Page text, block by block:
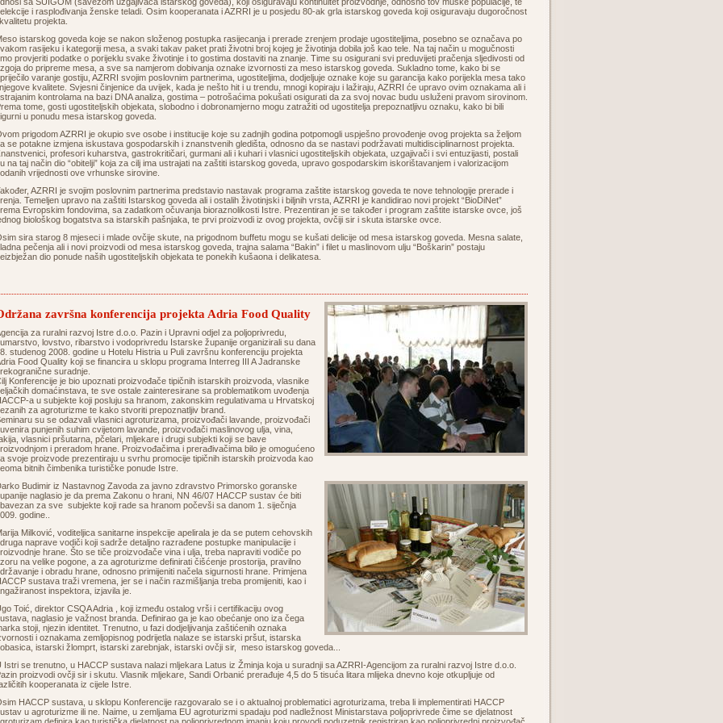
i rasplođivanja ženske teladi. Osim kooperanata i AZRRI je u posjedu 80-ak grla istarskog goveda koji osiguravaju dugoročnost
projekta.
istarskog goveda koje se nakon složenog postupka rasijecanja i prerade zrenjem prodaje ugostiteljima, posebno se označava po
rasijeku i kategoriji mesa, a svaki takav paket prati životni broj kojeg je životinja dobila još kao tele. Na taj način u mogučnosti
provjeriti podatke o porijeklu svake životinje i to gostima dostaviti na znanje. Time su osigurani svi preduvijeti pračenja sljedivosti od
do pripreme mesa, a sve sa namjerom dobivanja oznake izvornosti za meso istarskog goveda. Sukladno tome, kako bi se
varanje gostiju, AZRRI svojim poslovnim partnerima, ugostiteljima, dodjeljuje oznake koje su garancija kako porijekla mesa tako
kvalitete. Svjesni činjenice da uvijek, kada je nešto hit i u trendu, mnogi kopiraju i lažiraju, AZRRI će upravo ovim oznakama ali i
kontrolama na bazi DNA analiza, gostima – potrošaćima pokušati osigurati da za svoj novac budu usluženi pravom sirovinom.
tome, gosti ugostiteljskih objekata, slobodno i dobronamjerno mogu zatražiti od ugostitelja prepoznatljivu oznaku, kako bi bili
u ponudu mesa istarskog goveda.
prigodom AZRRI je okupio sve osobe i institucije koje su zadnjih godina potpomogli uspješno provođenje ovog projekta sa željom
se potakne izmjena iskustava gospodarskih i znanstvenih gledišta, odnosno da se nastavi podržavati multidisciplinarnost projekta.
profesori kuharstva, gastrokritičari, gurmani ali i kuhari i vlasnici ugostiteljskih objekata, uzgajivači i svi entuzijasti, postali
na taj način dio “obitelji” koja za cilj ima ustrajati na zaštiti istarskog goveda, upravo gospodarskim iskorištavanjem i valorizacijom
vrijednosti ove vrhunske sirovine.
AZRRI je svojim poslovnim partnerima predstavio nastavak programa zaštite istarskog goveda te nove tehnologije prerade i
Temeljen upravo na zaštiti Istarskog goveda ali i ostalih životinjski i biljnih vrsta, AZRRI je kandidirao novi projekt “BioDiNet”
Evropskim fondovima, sa zadatkom očuvanja bioraznolikosti Istre. Prezentiran je se također i program zaštite istarske ovce, još
biološkog bogatstva sa istarskih pašnjaka, te prvi proizvodi iz ovog projekta, ovčiji sir i skuta istarske ovce.
sira starog 8 mjeseci i mlade ovčije skute, na prigodnom buffetu mogu se kušati delicije od mesa istarskog goveda. Mesna salate,
pečenja ali i novi proizvodi od mesa istarskog goveda, trajna salama “Bakin” i filet u maslinovom ulju “Boškarin” postaju
dio ponude naših ugostiteljskih objekata te ponekih kušaona i delikatesa.
završna konferencija projekta Adria Food Quality
za ruralni razvoj Istre d.o.o. Pazin i Upravni odjel za poljoprivredu,
lovstvo, ribarstvo i vodoprivredu Istarske županije organizirali su dana
studenog 2008. godine u Hotelu Histria u Puli završnu konferenciju projekta
Food Quality koji se financira u sklopu programa Interreg III A Jadranske
suradnje.
Konferencije je bio upoznati proizvođače tipičnih istarskih proizvoda, vlasnike
domaćinstava, te sve ostale zainteresirane sa problematikom uvođenja
a u subjekte koji posluju sa hranom, zakonskim regulativama u Hrvatskoj
za agroturizme te kako stvoriti prepoznatljiv brand.
su se odazvali vlasnici agroturizama, proizvođači lavande, proizvođači
punjenih suhim cvijetom lavande, proizvođači maslinovog ulja, vina,
vlasnici pršutarna, pčelari, mljekare i drugi subjekti koji se bave
i preradom hrane. Proizvođačima i prerađivačima bilo je omogućeno
svoje proizvode prezentiraju u svrhu promocije tipičnih istarskih proizvoda kao
bitnih čimbenika turističke ponude Istre.
Budimir iz Nastavnog Zavoda za javno zdravstvo Primorsko goranske
naglasio je da prema Zakonu o hrani, NN 46/07 HACCP sustav će biti
za sve subjekte koji rade sa hranom počevši sa danom 1. siječnja
godine..
Milković, voditeljica sanitarne inspekcije apelirala je da se putem cehovskih
naprave vodiči koji sadrže detaljno razrađene postupke manipulacije i
hrane. Što se tiče proizvođače vina i ulja, treba napraviti vodiče po
na velike pogone, a za agroturizme definirati čišćenje prostorija, pravilno
i obradu hrane, odnosno primijeniti načela sigurnosti hrane. Primjena
sustava traži vremena, jer se i način razmišljanja treba promijeniti, kao i
inspektora, izjavila je.
Toić, direktor CSQA Adria , koji između ostalog vrši i certifikaciju ovog
naglasio je važnost branda. Definirao ga je kao obećanje ono iza čega
stoji, njezin identitet. Trenutno, u fazi dodjeljivanja zaštićenih oznaka
i oznakama zemljopisnog podrijetla nalaze se istarski pršut, istarska
istarski žlomprt, istarski zarebnjak, istarski ovčji sir, meso istarskog goveda...
Istri se trenutno, u HACCP sustava nalazi mljekara Latus iz Žminja koja u suradnji sa AZRRI-Agencijom za ruralni razvoj Istre d.o.o.
proizvodi ovčji sir i skutu. Vlasnik mljekare, Sandi Orbanić prerađuje 4,5 do 5 tisuća litara mlijeka dnevno koje otkupljuje od
kooperanata iz cijele Istre.
HACCP sustava, u sklopu Konferencije razgovaralo se i o aktualnoj problematici agroturizama, treba li implementirati HACCP
u agroturizme ili ne. Naime, u zemljama EU agroturizmi spadaju pod nadležnost Ministarstava poljoprivrede čime se djelatnost